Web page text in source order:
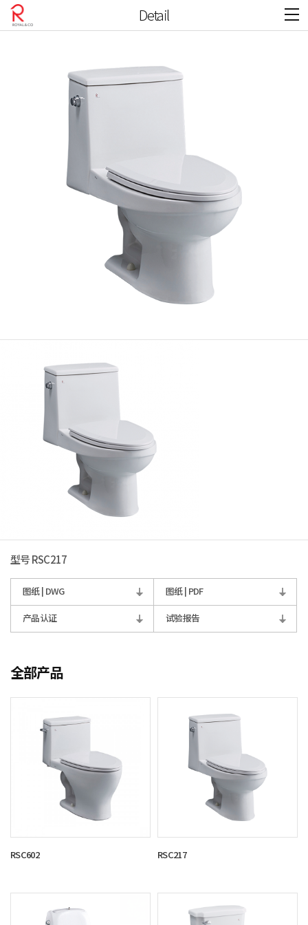
Detail
型号 RSC217
图纸 | DWG 图纸 | PDF
产品认证 试验报告
全部产品
RSC602 RSC217